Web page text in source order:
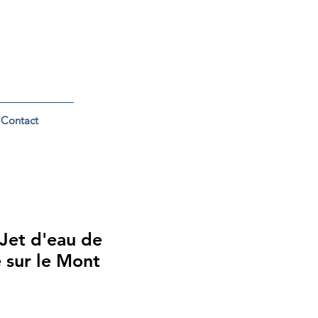
Contact
d'eau de
sur le Mont